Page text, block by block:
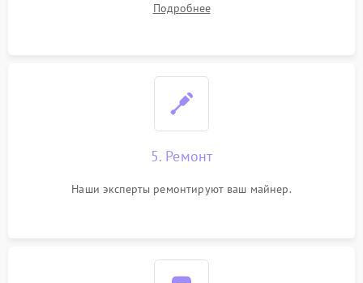
Подробнее
5. Ремонт
Наши эксперты ремонтируют ваш майнер.